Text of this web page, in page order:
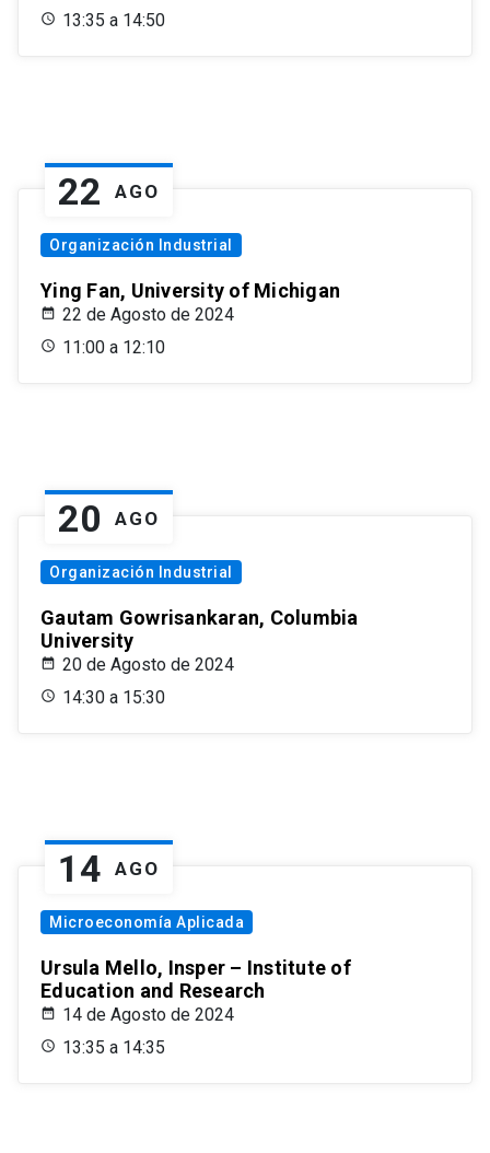
13:35 a 14:50
22 AGO
Organización Industrial
Ying Fan, University of Michigan
22 de Agosto de 2024
11:00 a 12:10
20 AGO
Organización Industrial
Gautam Gowrisankaran, Columbia
University
20 de Agosto de 2024
14:30 a 15:30
14 AGO
Microeconomía Aplicada
Ursula Mello, Insper – Institute of
Education and Research
14 de Agosto de 2024
13:35 a 14:35